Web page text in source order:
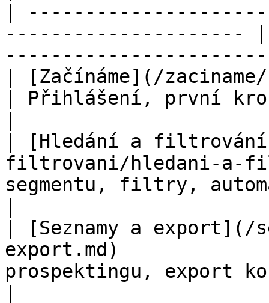
|
---------------------
| [Začínáme](/zaciname/
| Přihlášení, první
| [Hledání a
filtrovani/hledani-a-
segmentu, filtry,
| [Seznamy a export](/
export.md)
prospektingu, export